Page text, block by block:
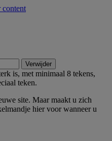
content
Verwijder
is, met minimaal 8 tekens,
teken.
site. Maar maakt u zich
hier voor wanneer u